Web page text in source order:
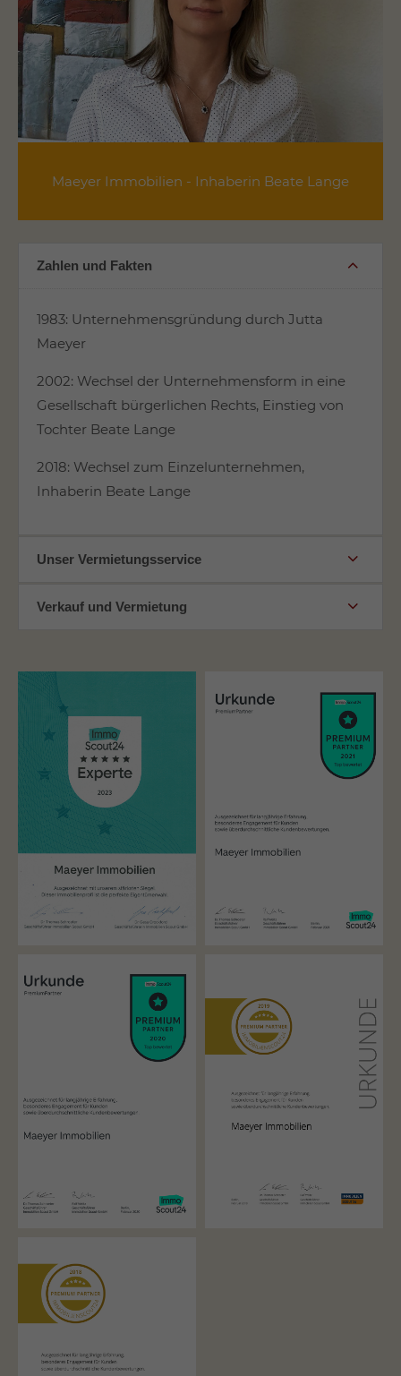
Maeyer Immobilien - Inhaberin Beate Lange
Zahlen und Fakten
1983: Unternehmensgründung durch Jutta
Maeyer
2002: Wechsel der Unternehmensform in eine
Gesellschaft bürgerlichen Rechts, Einstieg von
Tochter Beate Lange
2018: Wechsel zum Einzelunternehmen,
Inhaberin Beate Lange
Unser Vermietungsservice
Verkauf und Vermietung